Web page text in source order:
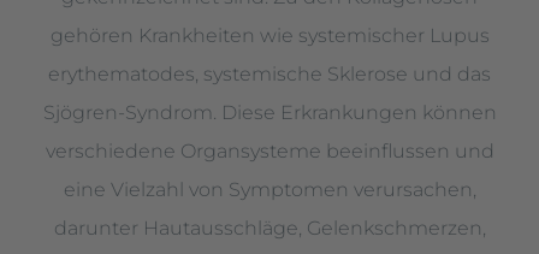
gehören Krankheiten wie systemischer Lupus
erythematodes, systemische Sklerose und das
Sjögren-Syndrom. Diese Erkrankungen können
verschiedene Organsysteme beeinflussen und
eine Vielzahl von Symptomen verursachen,
darunter Hautausschläge, Gelenkschmerzen,